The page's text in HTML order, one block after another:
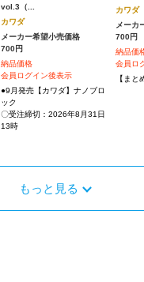
vol.3（...
カワダ
メーカー希望小売価格
700円
納品価格
会員ログイン後表示
●9月発売【カワダ】ナノブロ
ック
〇受注締切：2026年8月31日
13時
カワダ
メーカ
700円
納品価
会員ロ
【まと
もっと見る